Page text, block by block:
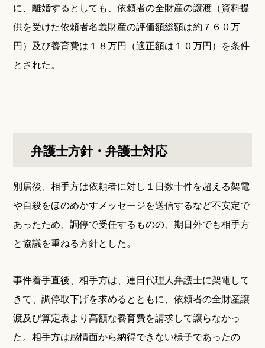
に、離婚するとしても、依頼者の全財産の譲渡（資料提
供を受けた依頼者名義財産の評価額総額は約７６０万
円）及び養育費は１８万円（適正額は１０万円）を条件
とされた。
弁護士方針・弁護士対応
別居後、相手方は依頼者に対し１日数十件を超える架電
や自殺をほのめかすメッセージを送信するなど不安定で
あったため、調停で受任するものの、期日外でも相手方
と協議を重ねる方針とした。
事件着手直後、相手方は、連日代理人弁護士に架電して
きて、調停取下げを求めるとともに、依頼者の全財産譲
渡及び算定表より高額な養育費を請求して譲らなかっ
た。相手方は感情面から納得できない様子であったの